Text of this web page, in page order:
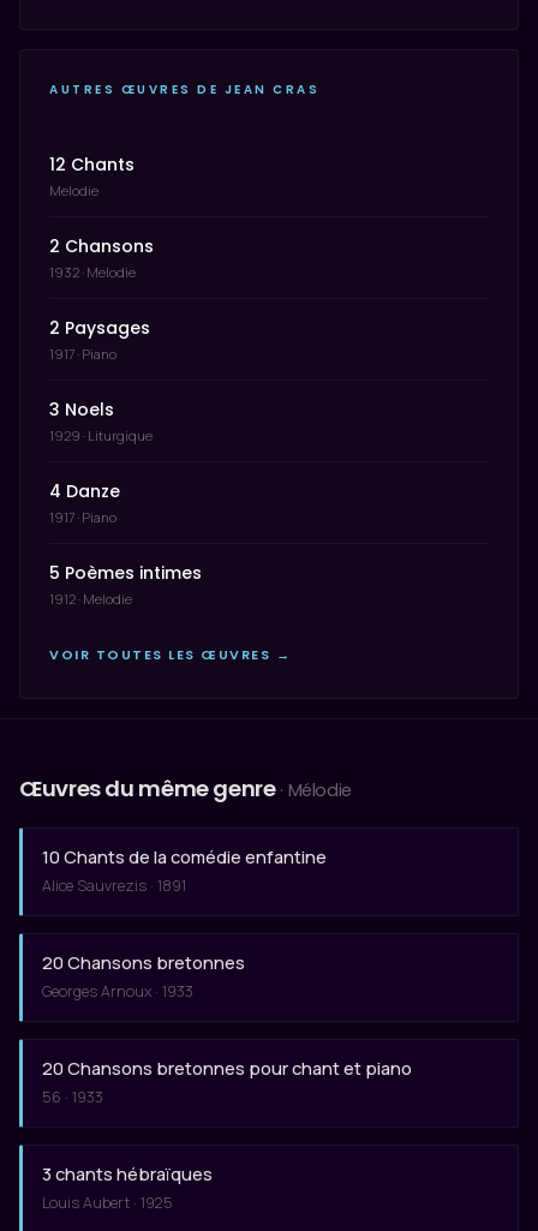
AUTRES ŒUVRES DE JEAN CRAS
12 Chants
Melodie
2 Chansons
1932 · Melodie
2 Paysages
1917 · Piano
3 Noels
1929 · Liturgique
4 Danze
1917 · Piano
5 Poèmes intimes
1912 · Melodie
VOIR TOUTES LES ŒUVRES →
Œuvres du même genre · Mélodie
10 Chants de la comédie enfantine
Alice Sauvrezis · 1891
20 Chansons bretonnes
Georges Arnoux · 1933
20 Chansons bretonnes pour chant et piano
56 · 1933
3 chants hébraïques
Louis Aubert · 1925